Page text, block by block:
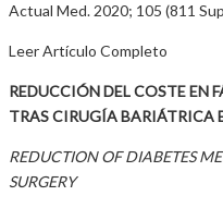
Actual Med. 2020; 105 (811
Leer Artículo Completo
REDUCCIÓN DEL COSTE EN
TRAS CIRUGÍA BARIÁTRICA
REDUCTION OF DIABETES
SURGERY